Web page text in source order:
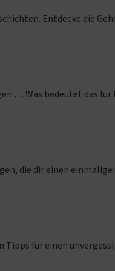
Entdecke die
… Was bedeutet das für
die dir einen
Tipps für einen